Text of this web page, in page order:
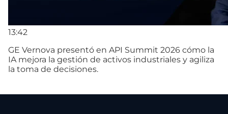
13:42
GE Vernova presentó en API Summit 2026 cómo la
IA mejora la gestión de activos industriales y agiliza
la toma de decisiones.